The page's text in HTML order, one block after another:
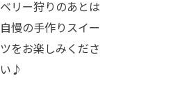
ベリー狩りのあとは
自慢の手作りスイー
ツをお楽しみくださ
い♪